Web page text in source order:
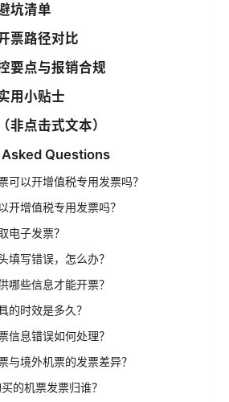
坑清单
票路径对比
要点与报销合规
用小贴士
非点击式文本）
Questions
可以开增值税专用发票吗？
开增值税专用发票吗？
电子发票？
填写错误，怎么办？
哪些信息才能开票？
的时效是多久？
信息错误如何处理？
与境外机票的发票差异？
的机票发票归谁？